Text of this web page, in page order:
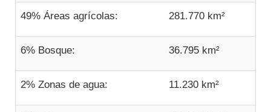
49% Áreas agrícolas: 281.770 km²
6% Bosque: 36.795 km²
2% Zonas de agua: 11.230 km²